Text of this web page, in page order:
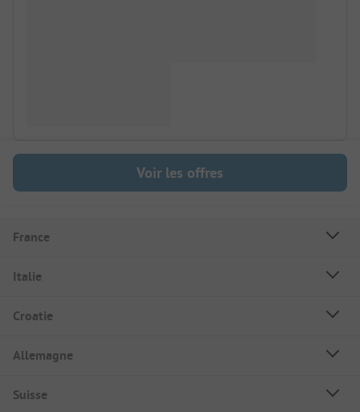
Voir les offres
France
Italie
Croatie
Allemagne
Suisse